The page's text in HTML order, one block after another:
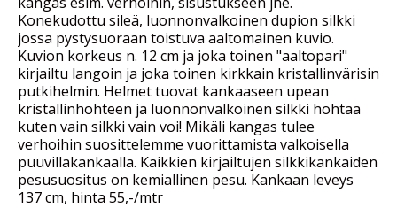
Konekudottu sileä, luonnonvalkoinen dupion silkki
jossa pystysuoraan toistuva aaltomainen kuvio.
Kuvion korkeus n. 12 cm ja joka toinen "aaltopari"
kirjailtu langoin ja joka toinen kirkkain kristallinvärisin
putkihelmin. Helmet tuovat kankaaseen upean
kristallinhohteen ja luonnonvalkoinen silkki hohtaa
kuten vain silkki vain voi! Mikäli kangas tulee
verhoihin suosittelemme vuorittamista valkoisella
puuvillakankaalla. Kaikkien kirjailtujen silkkikankaiden
pesusuositus on kemiallinen pesu. Kankaan leveys
137 cm, hinta 55,-/mtr